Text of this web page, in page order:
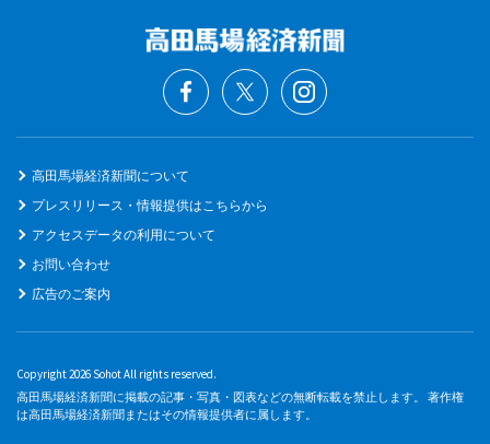
高田馬場経済新聞について
プレスリリース・情報提供はこちらから
アクセスデータの利用について
お問い合わせ
広告のご案内
Copyright 2026 Sohot All rights reserved.
高田馬場経済新聞に掲載の記事・写真・図表などの無断転載を禁止します。 著作権
は高田馬場経済新聞またはその情報提供者に属します。